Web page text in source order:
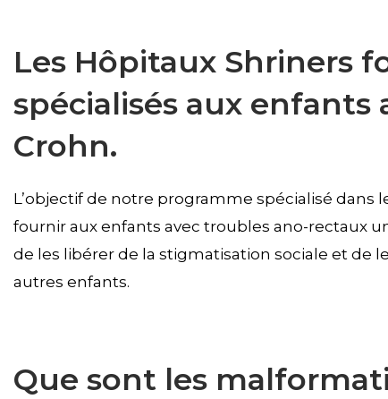
Les Hôpitaux Shriners
spécialisés aux
Crohn.
L’objectif de notre programme spécialisé
fournir aux enfants avec troubles ano-rectaux
de les libérer de la stigmatisation sociale et de
autres enfants.
Que sont les